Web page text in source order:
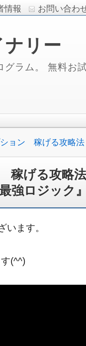
情報 お問い合わ
リー
ラム。 無料お
ョン 稼げる攻略
げる攻略
強ロジック
います。
(^^)